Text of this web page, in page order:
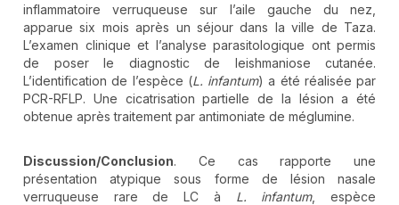
inflammatoire verruqueuse sur l’aile gauche du nez,
apparue six mois après un séjour dans la ville de Taza.
L’examen clinique et l’analyse parasitologique ont permis
de poser le diagnostic de leishmaniose cutanée.
L’identification de l’espèce (L. infantum) a été réalisée par
PCR-RFLP. Une cicatrisation partielle de la lésion a été
obtenue après traitement par antimoniate de méglumine.
Discussion/Conclusion. Ce cas rapporte une
présentation atypique sous forme de lésion nasale
verruqueuse rare de LC à L. infantum, espèce